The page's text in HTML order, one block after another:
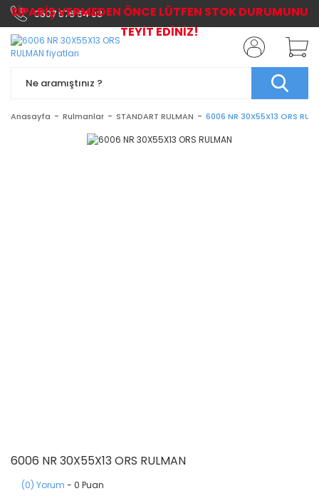
0507 576 64 03
Anasayfa Rulmanlar STANDART RULMAN 6006 NR 30X55X13 ORS
6006 NR 30X55X13 ORS RULMAN
(0) Yorum - 0 Puan
SİPARİŞ VERMEDEN ÖNCE LÜTFEN STOK DURUMUNU
TEYİT EDİNİZ!